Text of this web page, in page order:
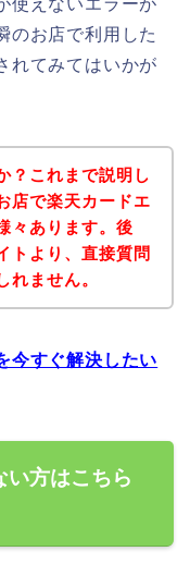
使えないエラーが
のお店で利用した
れてみてはいかが
？これまで説明し
店で楽天カードエ
々あります。後
トより、直接質問
れません。
今すぐ解決したい
い方はこちら